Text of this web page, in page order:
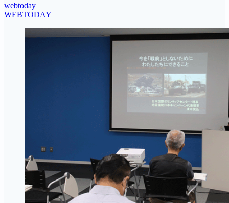
webtoday
WEBTODAY